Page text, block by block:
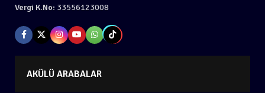
Vergi K.No: 33556123008
AKÜLÜ ARABALAR